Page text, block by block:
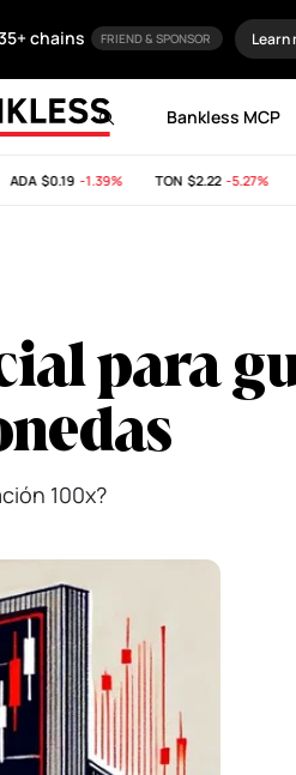
chains FRIEND & SPONSOR Learn
Bankless MCP
$0.19 -1.39% TON$2.22 -5.27%
para
100x?